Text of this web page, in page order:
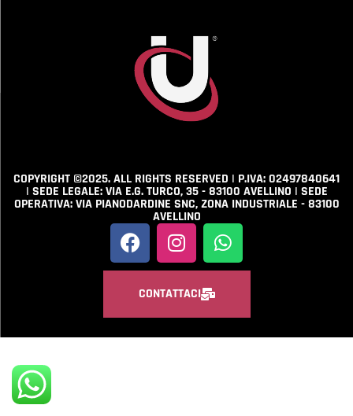
COPYRIGHT ©2025. ALL RIGHTS RESERVED | P.IVA: 02497840641
| SEDE LEGALE: VIA E.G. TURCO, 35 - 83100 AVELLINO | SEDE
OPERATIVA: VIA PIANODARDINE SNC, ZONA INDUSTRIALE - 83100
AVELLINO
CONTATTACI